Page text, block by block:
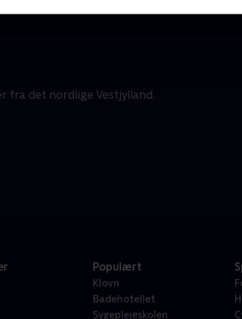
fra det nordlige Vestjylland.
Populært
Klovn
Badehotellet
Sygeplejeskolen